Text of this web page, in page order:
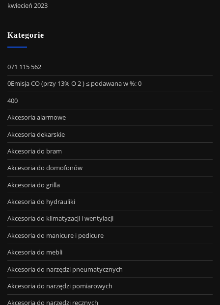
kwiecień 2023
Kategorie
071 115 562
0Emisja CO (przy 13% O 2 ) ≤ podawana w %: 0
400
Akcesoria alarmowe
Akcesoria dekarskie
Akcesoria do bram
Akcesoria do domofonów
Akcesoria do grilla
Akcesoria do hydrauliki
Akcesoria do klimatyzacji i wentylacji
Akcesoria do manicure i pedicure
Akcesoria do mebli
Akcesoria do narzędzi pneumatycznych
Akcesoria do narzędzi pomiarowych
Akcesoria do narzędzi ręcznych